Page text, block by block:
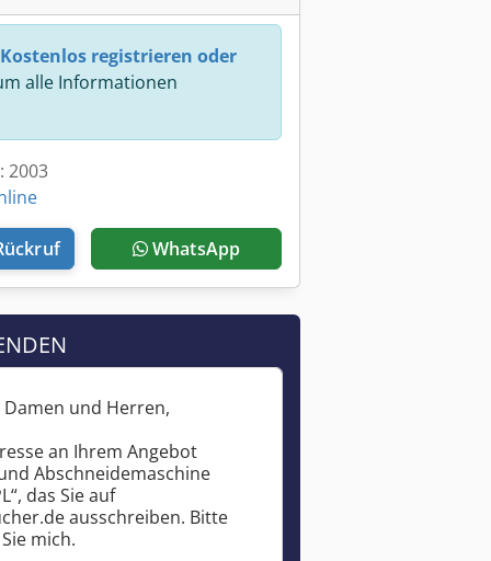
Kostenlos registrieren oder
alle Informationen
2003
WhatsApp